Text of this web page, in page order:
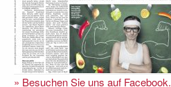
» Besuchen Sie uns auf Facebook.